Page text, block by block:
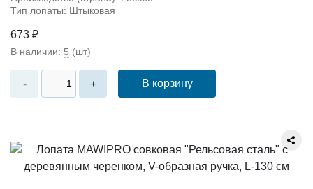
Тип лопаты: Штыковая
673 ₽
В наличии: 5 (шт)
- + В корзину